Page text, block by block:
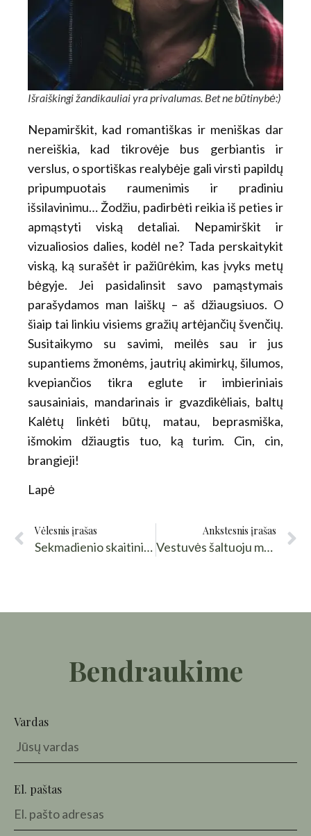
Išraiškingi žandikauliai yra privalumas. Bet ne būtinybė:)
Nepamirškit, kad romantiškas ir meniškas dar
nereiškia, kad tikrovėje bus gerbiantis ir
verslus, o sportiškas realybėje gali virsti papildų
pripumpuotais raumenimis ir pradiniu
išsilavinimu… Žodžiu, padirbėti reikia iš peties ir
apmąstyti viską detaliai. Nepamirškit ir
vizualiosios dalies, kodėl ne? Tada perskaitykit
viską, ką surašėt ir pažiūrėkim, kas įvyks metų
bėgyje. Jei pasidalinsit savo pamąstymais
parašydamos man laiškų – aš džiaugsiuos. O
šiaip tai linkiu visiems gražių artėjančių švenčių.
Susitaikymo su savimi, meilės sau ir jus
supantiems žmonėms, jautrių akimirkų, šilumos,
kvepiančios tikra eglute ir imbieriniais
sausainiais, mandarinais ir gvazdikėliais, baltų
Kalėtų linkėti būtų, matau, beprasmiška,
išmokim džiaugtis tuo, ką turim. Cin, cin,
brangieji!
Lapė
Vėlesnis įrašas
Sekmadienio skaitiniai. Nauja vieta vestuvėms ir dar šiek tiek apie hobitus:)
Ankstesnis įrašas
Vestuvės šaltuoju metų laiku? Perche no?
Bendraukime
Vardas
El. paštas